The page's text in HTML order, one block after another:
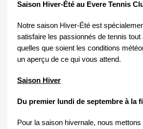
Saison Hiver-Été au Evere Tennis
Notre saison Hiver-Été est
satisfaire les passionnés de tennis tout
quelles que soient les conditions
un aperçu de ce qui vous attend.
Saison Hiver
Du premier lundi de septembre à la
Pour la saison hivernale, nous